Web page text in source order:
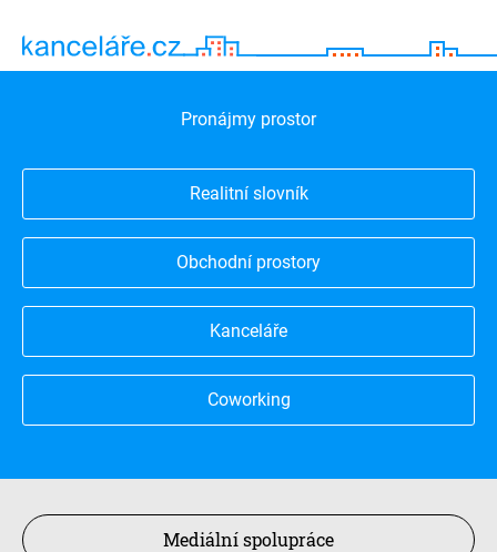
Pronájmy prostor
Realitní slovník
Obchodní prostory
Kanceláře
Coworking
Mediální spolupráce